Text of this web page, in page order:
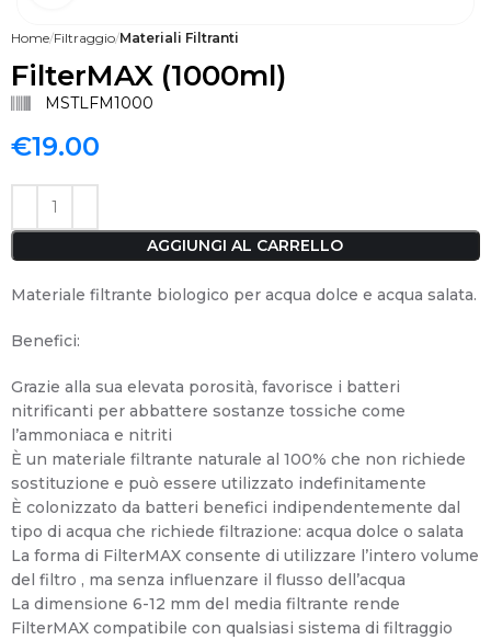
Home Filtraggio Materiali Filtranti
FilterMAX (1000ml)
MSTLFM1000
€19.00
AGGIUNGI AL CARRELLO
Materiale filtrante biologico per acqua dolce e acqua salata.
Benefici:
Grazie alla sua elevata porosità, favorisce i batteri
nitrificanti per abbattere sostanze tossiche come
l’ammoniaca e nitriti
È un materiale filtrante naturale al 100% che non richiede
sostituzione e può essere utilizzato indefinitamente
È colonizzato da batteri benefici indipendentemente dal
tipo di acqua che richiede filtrazione: acqua dolce o salata
La forma di FilterMAX consente di utilizzare l’intero volume
del filtro , ma senza influenzare il flusso dell’acqua
La dimensione 6-12 mm del media filtrante rende
FilterMAX compatibile con qualsiasi sistema di filtraggio